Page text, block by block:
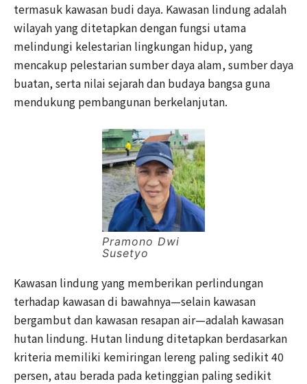
termasuk kawasan budi daya. Kawasan lindung adalah
wilayah yang ditetapkan dengan fungsi utama
melindungi kelestarian lingkungan hidup, yang
mencakup pelestarian sumber daya alam, sumber daya
buatan, serta nilai sejarah dan budaya bangsa guna
mendukung pembangunan berkelanjutan.
Pramono Dwi
Susetyo
Kawasan lindung yang memberikan perlindungan
terhadap kawasan di bawahnya—selain kawasan
bergambut dan kawasan resapan air—adalah kawasan
hutan lindung. Hutan lindung ditetapkan berdasarkan
kriteria memiliki kemiringan lereng paling sedikit 40
persen, atau berada pada ketinggian paling sedikit